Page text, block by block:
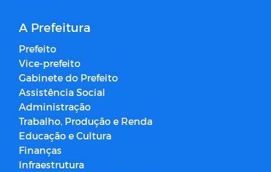
A Prefeitura
Prefeito
Vice-prefeito
Gabinete do Prefeito
Assistência Social
Administração
Trabalho, Produção e Renda
Educação e Cultura
Finanças
Infraestrutura